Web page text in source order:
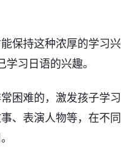
保持这种浓厚的学习兴
习日语的兴趣。
困难的，激发孩子学习
、表演人物等，在不同